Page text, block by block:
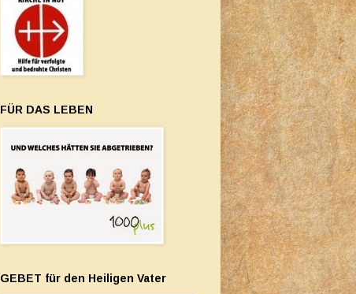
FÜR DAS LEBEN
GEBET für den Heiligen Vater